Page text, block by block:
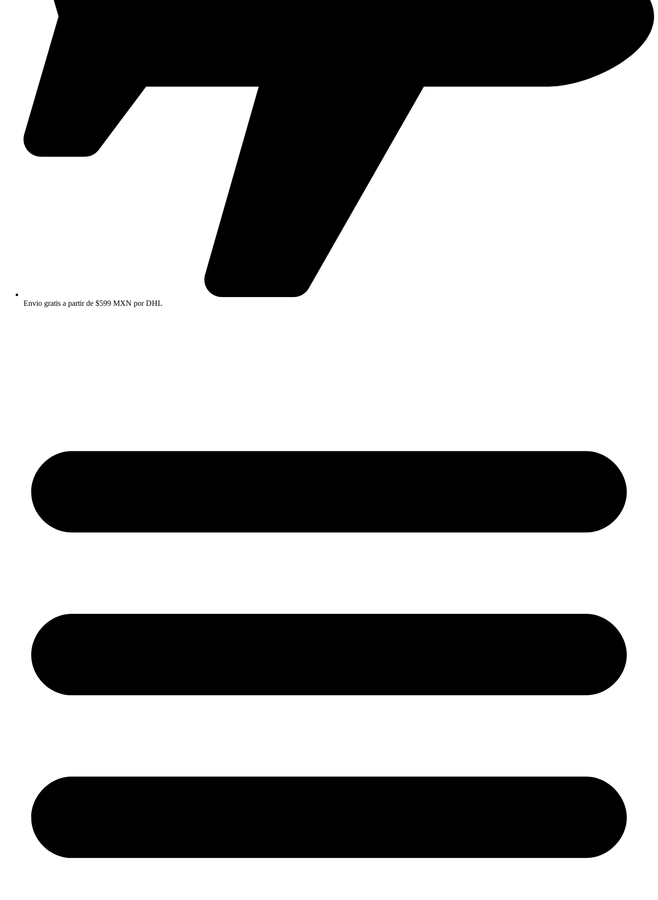
Envio gratis a partir de $599 MXN por DHL